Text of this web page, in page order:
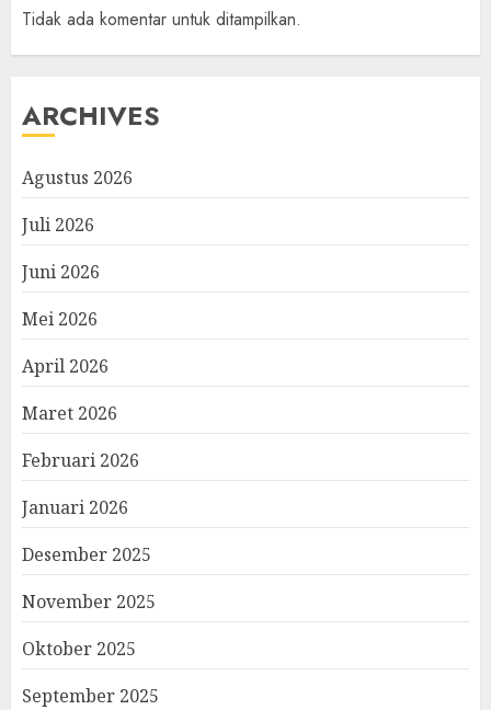
Tidak ada komentar untuk ditampilkan.
ARCHIVES
Agustus 2026
Juli 2026
Juni 2026
Mei 2026
April 2026
Maret 2026
Februari 2026
Januari 2026
Desember 2025
November 2025
Oktober 2025
September 2025